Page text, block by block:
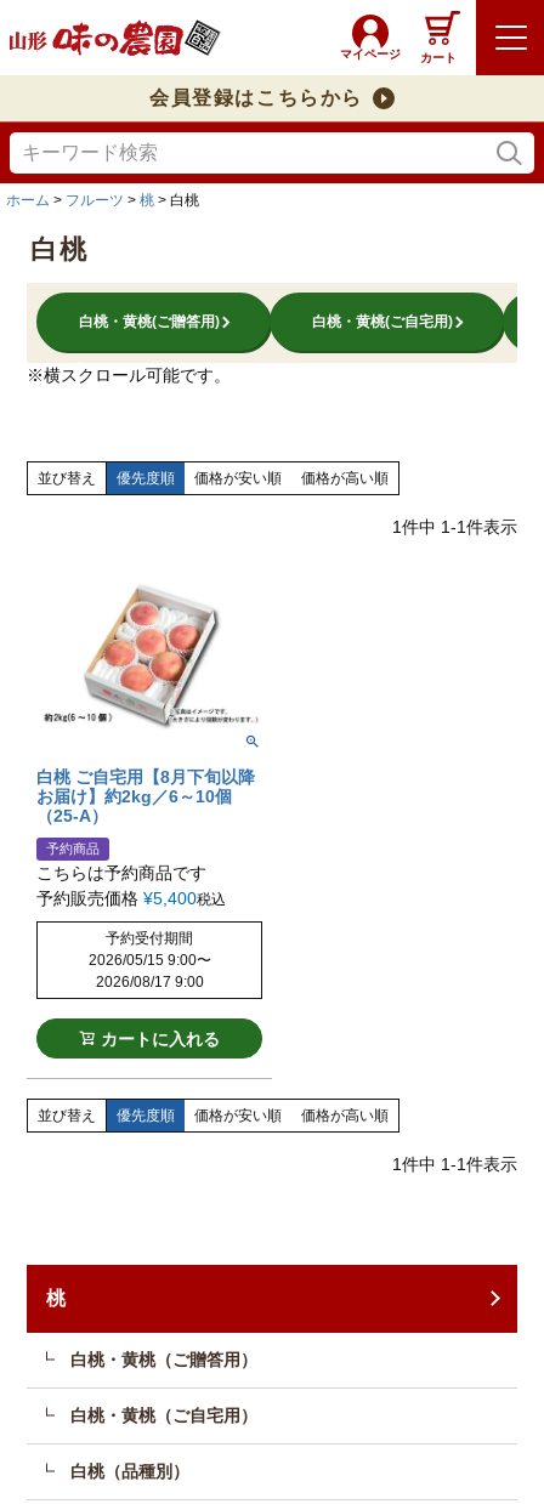
マイページ カート
会員登録はこちらから
ホーム フルーツ 桃 白桃
白桃
白桃・黄桃(ご贈答用) 白桃・黄桃(ご自宅用)
※横スクロール可能です。
並び替え 優先度順 価格が安い順 価格が高い順
1件中 1-1件表示
白桃 ご自宅用【8月下旬以降
お届け】約2kg／6～10個
（25-A）
予約商品
こちらは予約商品です
予約販売価格 ¥5,400税込
予約受付期間
2026/05/15 9:00〜
2026/08/17 9:00
カートに入れる
並び替え 優先度順 価格が安い順 価格が高い順
1件中 1-1件表示
桃
白桃・黄桃（ご贈答用）
白桃・黄桃（ご自宅用）
白桃（品種別）